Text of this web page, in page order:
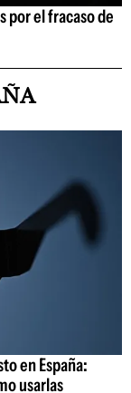
por el fracaso de
en España:
usarlas